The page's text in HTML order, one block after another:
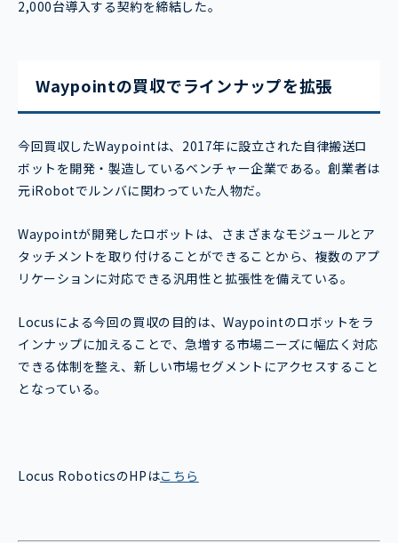
2,000台導入する契約を締結した。
Waypointの買収でラインナップを拡張
今回買収したWaypointは、2017年に設立された自律搬送ロ
ボットを開発・製造しているベンチャー企業である。創業者は
元iRobotでルンバに関わっていた人物だ。
Waypointが開発したロボットは、さまざまなモジュールとア
タッチメントを取り付けることができることから、複数のアプ
リケーションに対応できる汎用性と拡張性を備えている。
Locusによる今回の買収の目的は、Waypointのロボットをラ
インナップに加えることで、急増する市場ニーズに幅広く対応
できる体制を整え、新しい市場セグメントにアクセスすること
となっている。
Locus RoboticsのHPはこちら